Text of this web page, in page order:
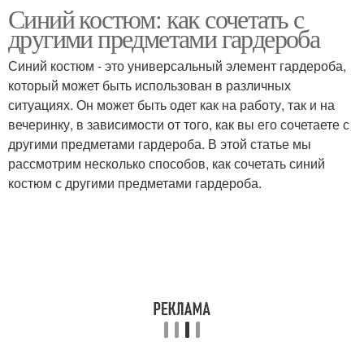
Аксессуары для мужчин Одежды для лета
Тренды в одежде Одежды для девушек
Синий костюм: как сочетать с
другими предметами гардероба
Синий костюм - это универсальный элемент гардероба,
который может быть использован в различных
ситуациях. Он может быть одет как на работу, так и на
вечеринку, в зависимости от того, как вы его сочетаете с
другими предметами гардероба. В этой статье мы
рассмотрим несколько способов, как сочетать синий
костюм с другими предметами гардероба.